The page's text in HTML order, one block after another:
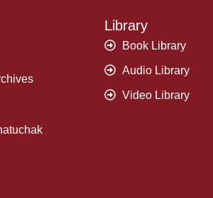
Library
Book Library
Audio Library
Video Library